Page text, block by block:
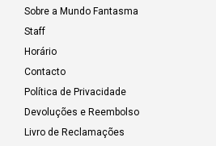
Sobre a Mundo Fantasma
Staff
Horário
Contacto
Política de Privacidade
Devoluções e Reembolso
Livro de Reclamações